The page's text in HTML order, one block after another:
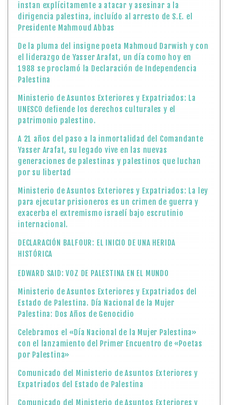
instan explícitamente a atacar y asesinar a la
dirigencia palestina, incluído al arresto de S.E. el
Presidente Mahmoud Abbas
De la pluma del insigne poeta Mahmoud Darwish y con
el liderazgo de Yasser Arafat, un día como hoy en
1988 se proclamó la Declaración de Independencia
Palestina
Ministerio de Asuntos Exteriores y Expatriados: La
UNESCO defiende los derechos culturales y el
patrimonio palestino.
A 21 años del paso a la inmortalidad del Comandante
Yasser Arafat, su legado vive en las nuevas
generaciones de palestinas y palestinos que luchan
por su libertad
Ministerio de Asuntos Exteriores y Expatriados: La ley
para ejecutar prisioneros es un crimen de guerra y
exacerba el extremismo israelí bajo escrutinio
internacional.
DECLARACIÓN BALFOUR: EL INICIO DE UNA HERIDA
HISTÓRICA
EDWARD SAID: VOZ DE PALESTINA EN EL MUNDO
Ministerio de Asuntos Exteriores y Expatriados del
Estado de Palestina. Día Nacional de la Mujer
Palestina: Dos Años de Genocidio
Celebramos el «Día Nacional de la Mujer Palestina»
con el lanzamiento del Primer Encuentro de «Poetas
por Palestina»
Comunicado del Ministerio de Asuntos Exteriores y
Expatriados del Estado de Palestina
Comunicado del Ministerio de Asuntos Exteriores y